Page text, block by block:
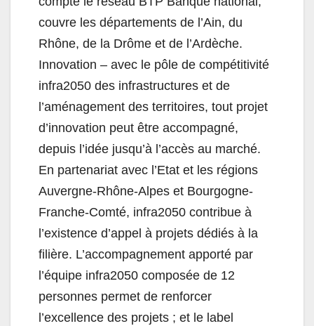
couvre les départements de l’Ain, du
Rhône, de la Drôme et de l’Ardèche.
Innovation – avec le pôle de compétitivité
infra2050 des infrastructures et de
l’aménagement des territoires, tout projet
d’innovation peut être accompagné,
depuis l’idée jusqu’à l’accès au marché.
En partenariat avec l’Etat et les régions
Auvergne-Rhône-Alpes et Bourgogne-
Franche-Comté, infra2050 contribue à
l’existence d’appel à projets dédiés à la
filière. L’accompagnement apporté par
l’équipe infra2050 composée de 12
personnes permet de renforcer
l’excellence des projets ; et le label